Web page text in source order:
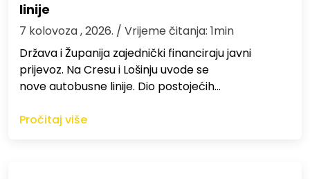
linije
7 kolovoza , 2026. / Vrijeme čitanja: 1min
Država i Županija zajednički financiraju javni
prijevoz. Na Cresu i Lošinju uvode se
nove autobusne linije. Dio postojećih…
Pročitaj više